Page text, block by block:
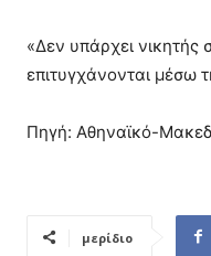
«Δεν υπάρχει
επιτυγχάνονται μέσω
Πηγή: Αθηναϊκό-
μερίδιο